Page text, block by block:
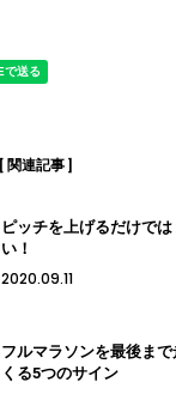
[ 関連記事 ]
ピッチを上げるだけで
い！
2020.09.11
フルマラソンを最後ま
くる5つのサイン